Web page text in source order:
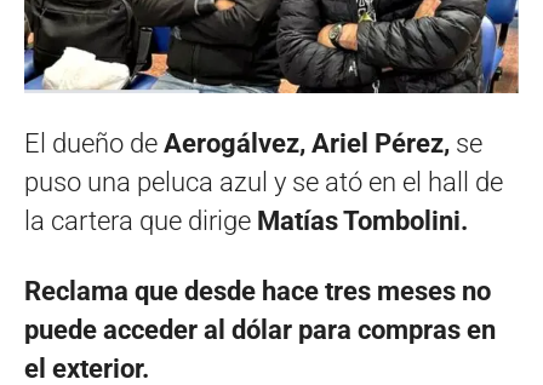
El dueño de Aerogálvez, Ariel Pérez, se
puso una peluca azul y se ató en el hall de
la cartera que dirige Matías Tombolini.
Reclama que desde hace tres meses no
puede acceder al dólar para compras en
el exterior.